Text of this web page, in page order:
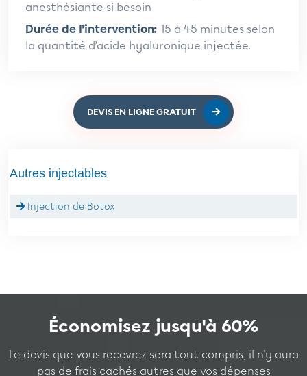
anesthésiante si besoin
Durée de l’intervention: 15 à 45 minutes selon
la quantité d’acide hyaluronique injectée.
DEVIS EN LIGNE GRATUIT
Autres injectables
Injection de Botox
Économisez jusqu'à 60%
Le devis que vous recevrez sera tout compris, il n'y aura
pas de frais cachés autres que vos dépenses